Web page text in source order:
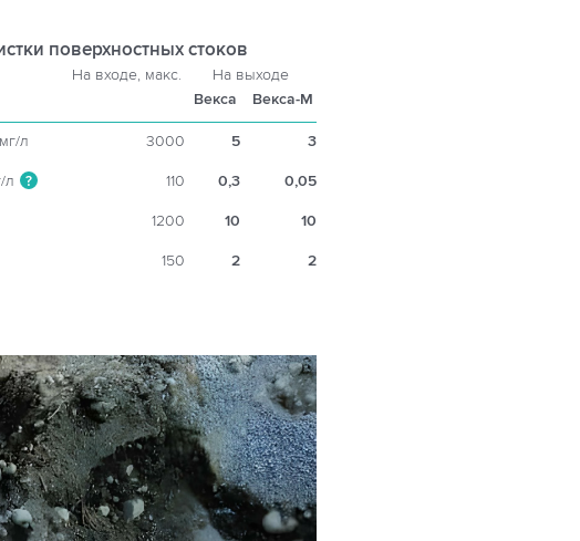
поверхностных стоков
На входе, макс.
На выходе
Векса
Векса-М
л 3000 5 3
л ? 110 0,3 0,05
1200 10 10
150 2 2